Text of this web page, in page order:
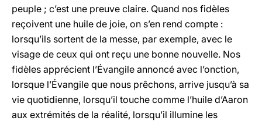
peuple ; c’est une preuve claire. Quand nos fidèles
reçoivent une huile de joie, on s’en rend compte :
lorsqu’ils sortent de la messe, par exemple, avec le
visage de ceux qui ont reçu une bonne nouvelle. Nos
fidèles apprécient l’Évangile annoncé avec l’onction,
lorsque l’Évangile que nous prêchons, arrive jusqu’à sa
vie quotidienne, lorsqu’il touche comme l’huile d’Aaron
aux extrémités de la réalité, lorsqu’il illumine les